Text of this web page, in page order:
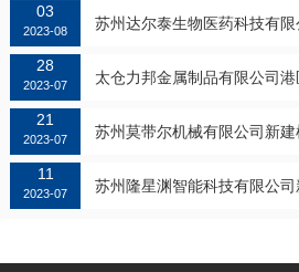
配套产品项目第一阶段验收
03
2023-08 苏州达尔泰生物医药科技有
目
28
2023-07 太仓力邦金属制品有限公司
目
21
2023-07 苏州莫带尔机械有限公司新建
11
2023-07 苏州隆星渊智能科技有限公